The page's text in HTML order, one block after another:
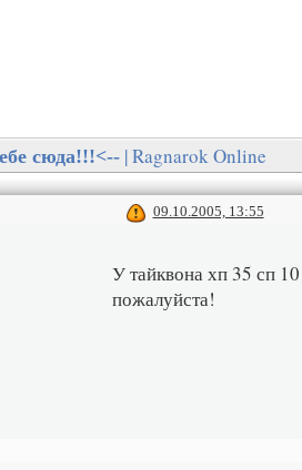
сюда!!!<--| Ragnarok Online
09.10.2005, 13:55
У тайквона хп 35 сп
пожалуйста!